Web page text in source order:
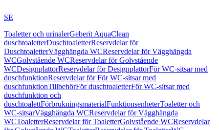
SE
Toaletter och urinalerGeberit AquaClean
duschtoaletterDuschtoaletterReservdelar för
DuschtoaletterVägghängda WCReservdelar för Vägghängda
WCGolvstående WCReservdelar för Golvstående
WCDesignplattorReservdelar för DesignplattorFör WC-sitsar med
duschfunktionReservdelar för För WC-sitsar med
duschfunktionTillbehörFör duschtoaletterFör WC-sitsar med
duschfunktion och
duschtoalettFörbrukningsmaterialFunktionsenheterToaletter och
WC-sitsarVägghängda WCReservdelar för Vägghängda
WCToaletterReservdelar för ToaletterGolvstående WCReservdelar